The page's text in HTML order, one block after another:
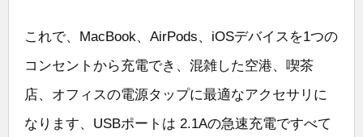
これで、MacBook、AirPods、iOSデバイスを1つの
コンセントから充電でき、混雑した空港、喫茶
店、オフィスの電源タップに最適なアクセサリに
なります、USBポートは 2.1Aの急速充電ですべて